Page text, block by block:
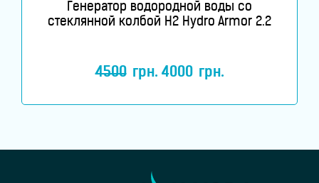
Генератор водородной воды со
стеклянной колбой H2 Hydro Armor 2.2
4500 грн. 4000 грн.